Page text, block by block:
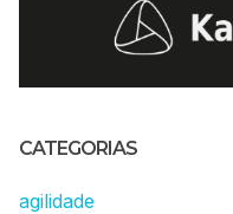
CATEGORIAS
agilidade